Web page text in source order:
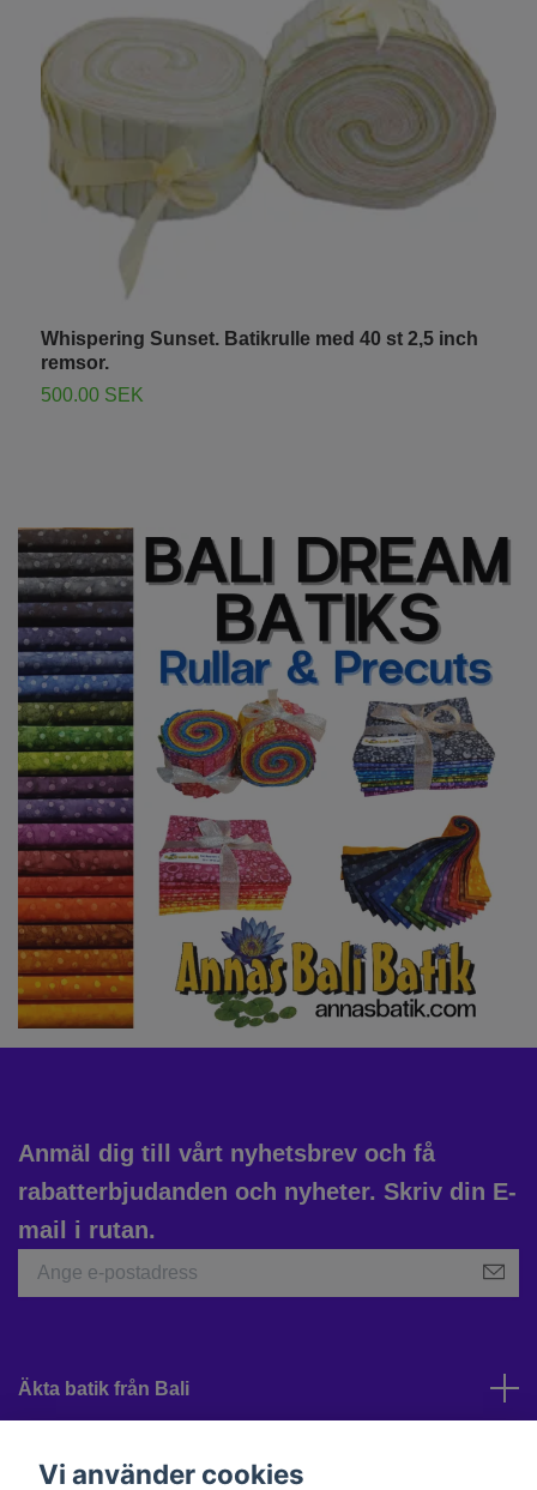
Whispering Sunset. Batikrulle med 40 st 2,5 inch
remsor.
500.00 SEK
Anmäl dig till vårt nyhetsbrev och få
rabatterbjudanden och nyheter. Skriv din E-
mail i rutan.
Äkta batik från Bali
Vi använder cookies